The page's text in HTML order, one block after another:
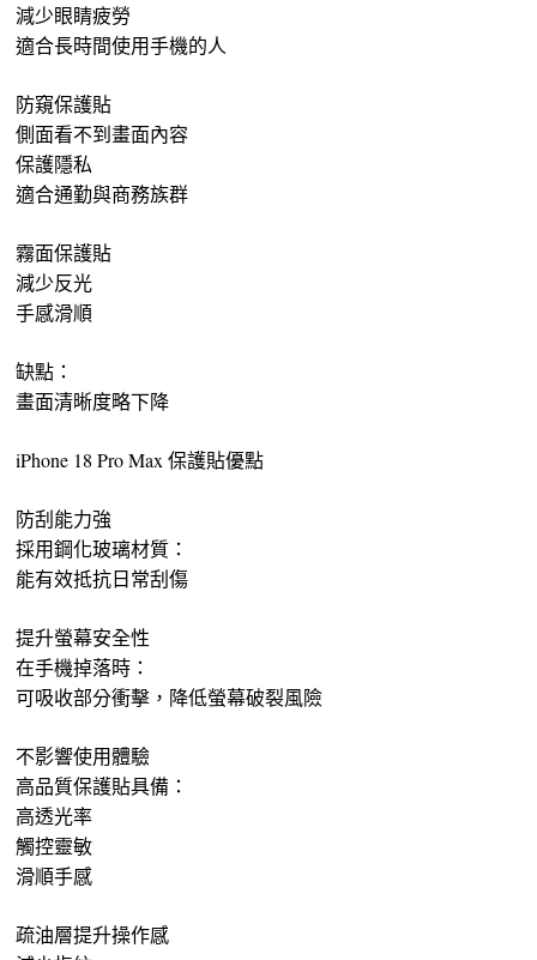
減少眼睛疲勞
適合長時間使用手機的人
防窺保護貼
側面看不到畫面內容
保護隱私
適合通勤與商務族群
霧面保護貼
減少反光
手感滑順
缺點：
畫面清晰度略下降
iPhone 18 Pro Max 保護貼優點
防刮能力強
採用鋼化玻璃材質：
能有效抵抗日常刮傷
提升螢幕安全性
在手機掉落時：
可吸收部分衝擊，降低螢幕破裂風險
不影響使用體驗
高品質保護貼具備：
高透光率
觸控靈敏
滑順手感
疏油層提升操作感